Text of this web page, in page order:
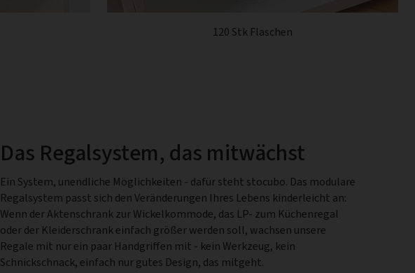
120 Stk Flaschen
Das Regalsystem, das mitwächst
Ein System, unendliche Möglichkeiten - dafür steht stocubo. Das modulare
Regalsystem passt sich den Veränderungen Ihres Lebens kinderleicht an:
Wenn der Aktenschrank zur Wickelkommode, das LP- zum Küchenregal
oder der Kleiderschrank einfach größer werden soll, wachsen unsere
Regale mit nur ein paar Handgriffen mit - kein Werkzeug, kein
Schnickschnack, einfach nur gutes Design, das mitgeht.